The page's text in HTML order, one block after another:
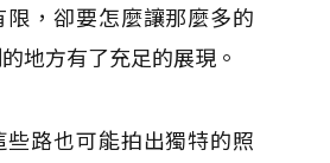
，卻要怎麼讓那麼多的
地方有了充足的展現。
些路也可能拍出獨特的照